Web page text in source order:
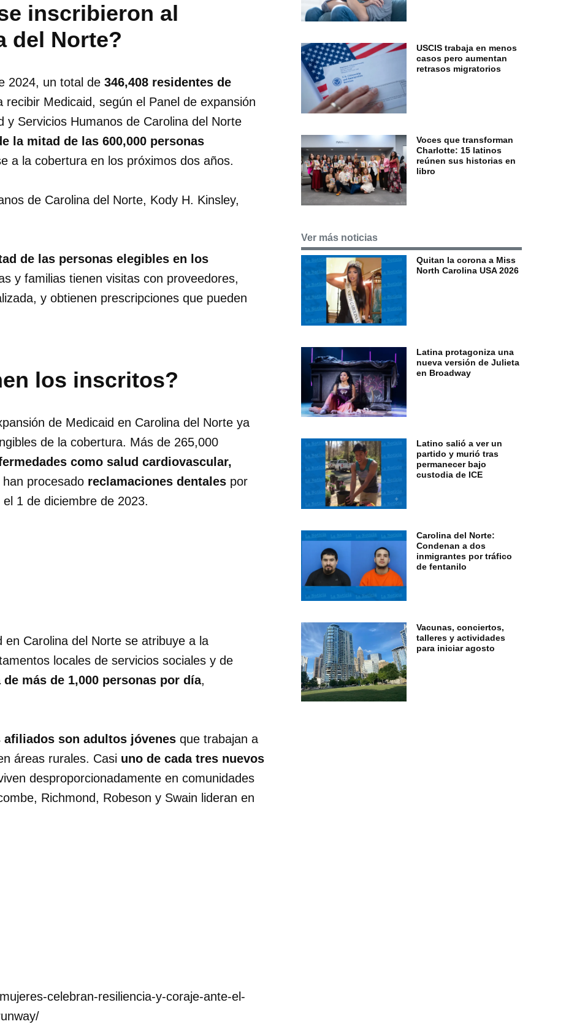
inscribieron al
del Norte?
2024, un total de 346,408 residentes de
recibir Medicaid, según el Panel de expansión
y Servicios Humanos de Carolina del Norte
la mitad de las 600,000 personas
a la cobertura en los próximos dos años.
de Carolina del Norte, Kody H. Kinsley,
de las personas elegibles en los
y familias tienen visitas con proveedores,
y obtienen prescripciones que pueden
los inscritos?
de Medicaid en Carolina del Norte ya
de la cobertura. Más de 265,000
como salud cardiovascular,
procesado reclamaciones dentales por
1 de diciembre de 2023.
Carolina del Norte se atribuye a la
locales de servicios sociales y de
más de 1,000 personas por día,
afiliados son adultos jóvenes que trabajan a
áreas rurales. Casi uno de cada tres nuevos
desproporcionadamente en comunidades
Richmond, Robeson y Swain lideran en
celebran-resiliencia-y-coraje-ante-el-
USCIS trabaja en menos
casos pero aumentan
retrasos migratorios
Voces que transforman
Charlotte: 15 latinos
reúnen sus historias en
libro
Ver más noticias
Quitan la corona a Miss
North Carolina USA 2026
Latina protagoniza una
nueva versión de Julieta
en Broadway
Latino salió a ver un
partido y murió tras
permanecer bajo
custodia de ICE
Carolina del Norte:
Condenan a dos
inmigrantes por tráfico
de fentanilo
Vacunas, conciertos,
talleres y actividades
para iniciar agosto